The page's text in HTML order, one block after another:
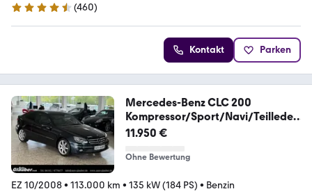
4.7 Sterne
(460)
Kontakt Parken
Mercedes-Benz CLC 200
Kompressor/Sport/Navi/Teilleder
/1.Hand
11.950 €
Ohne Bewertung
EZ 10/2008• 113.000 km • 135 kW (184 PS) • Benzin